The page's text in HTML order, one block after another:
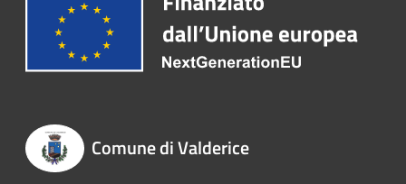
Comune di Valderice